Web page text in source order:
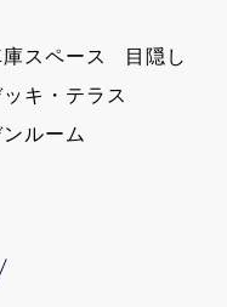
スペース
目隠し
ッキ・テラス
ルーム